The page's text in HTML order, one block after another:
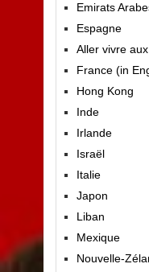
Emirats
Espagne
Aller vivre
France (in
Hong Kong
Inde
Irlande
Israël
Italie
Japon
Liban
Mexique
Nouvelle-